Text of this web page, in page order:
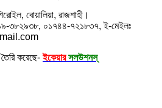
বোয়ালিয়া, রাজশাহী।
৩৮২৯৩৮, ০১৭৪৪-৭২১৮৩৭, ই-মেইলঃ
করেছে-ইকেয়ার সলউশনস্